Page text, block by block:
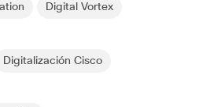
Digital Vortex
Digitalización Cisco